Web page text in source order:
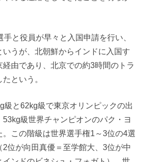
と役員が早々と入国申請を行い、
いうが、北朝鮮からインドに入国す
経由であり、北京での約3時間のトラ
という。
と62kg級で東京オリンピックの出
級世界チャンピオンのパク・ヨ
。この階級は世界選手権1～3位の4選
位が向田真優＝至学館大、3位が中